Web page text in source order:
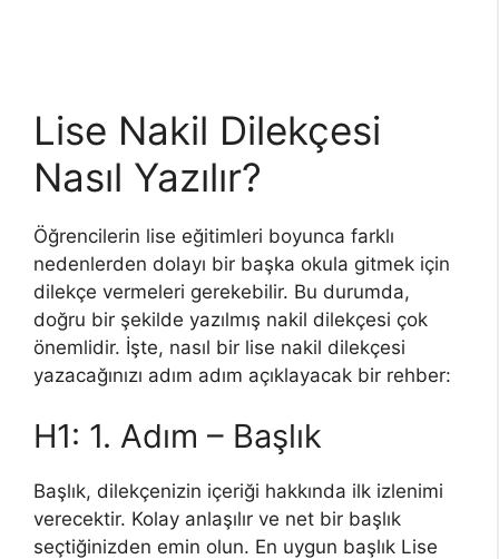
Lise Nakil Dilekçesi
Nasıl Yazılır?
Öğrencilerin lise eğitimleri boyunca farklı
nedenlerden dolayı bir başka okula gitmek için
dilekçe vermeleri gerekebilir. Bu durumda,
doğru bir şekilde yazılmış nakil dilekçesi çok
önemlidir. İşte, nasıl bir lise nakil dilekçesi
yazacağınızı adım adım açıklayacak bir rehber:
H1: 1. Adım – Başlık
Başlık, dilekçenizin içeriği hakkında ilk izlenimi
verecektir. Kolay anlaşılır ve net bir başlık
seçtiğinizden emin olun. En uygun başlık Lise